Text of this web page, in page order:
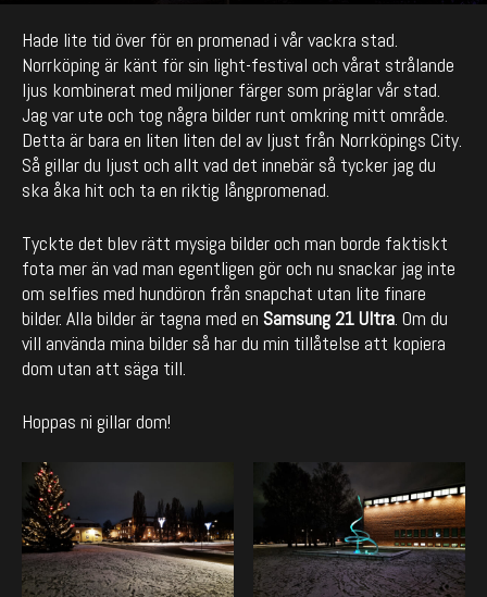
Hade lite tid över för en promenad i vår vackra stad.
Norrköping är känt för sin light-festival och vårat strålande
ljus kombinerat med miljoner färger som präglar vår stad.
Jag var ute och tog några bilder runt omkring mitt område.
Detta är bara en liten liten del av ljust från Norrköpings City.
Så gillar du ljust och allt vad det innebär så tycker jag du
ska åka hit och ta en riktig långpromenad.
Tyckte det blev rätt mysiga bilder och man borde faktiskt
fota mer än vad man egentligen gör och nu snackar jag inte
om selfies med hundöron från snapchat utan lite finare
bilder. Alla bilder är tagna med en Samsung 21 Ultra. Om du
vill använda mina bilder så har du min tillåtelse att kopiera
dom utan att säga till.
Hoppas ni gillar dom!